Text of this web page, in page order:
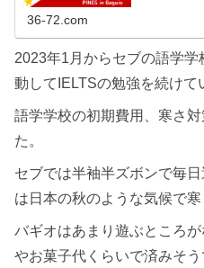
36-72.com
2023年1月からセブの語学
動してIELTSの勉強を続けて
語学学校の初期費用、寒さ
た。
セブでは半袖半ズボンで毎
は日本の秋のような気候で寒
バギオはあまり遊ぶところ
やお菓子代くらいで済みそう